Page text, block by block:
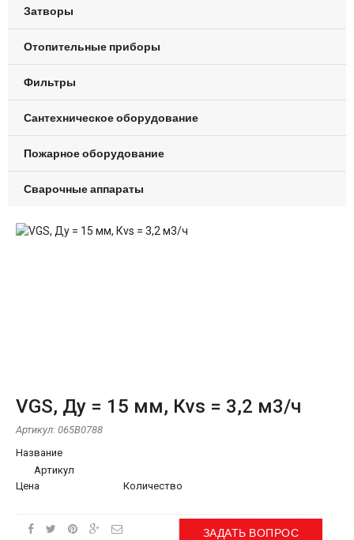
Затворы
Отопительные приборы
Фильтры
Сантехническое оборудование
Пожарное оборудование
Сварочные аппараты
VGS, Ду = 15 мм, Кvs = 3,2 м3/ч
Артикул: 065B0788
Название
Артикул
Цена
Количество
ЗАДАТЬ ВОПРОС